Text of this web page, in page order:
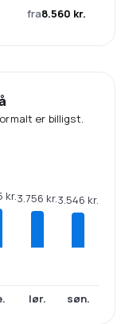
fra8.560 kr.
er billigst.
kr.3.756 kr.
lør.
3.546 kr.
søn.